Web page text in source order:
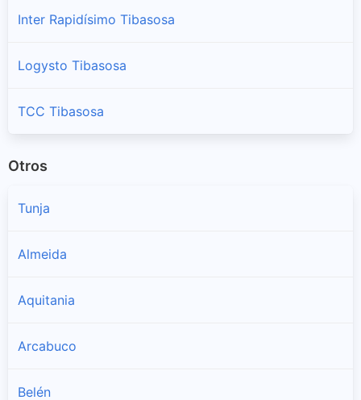
Inter Rapidísimo Tibasosa
Logysto Tibasosa
TCC Tibasosa
Otros
Tunja
Almeida
Aquitania
Arcabuco
Belén